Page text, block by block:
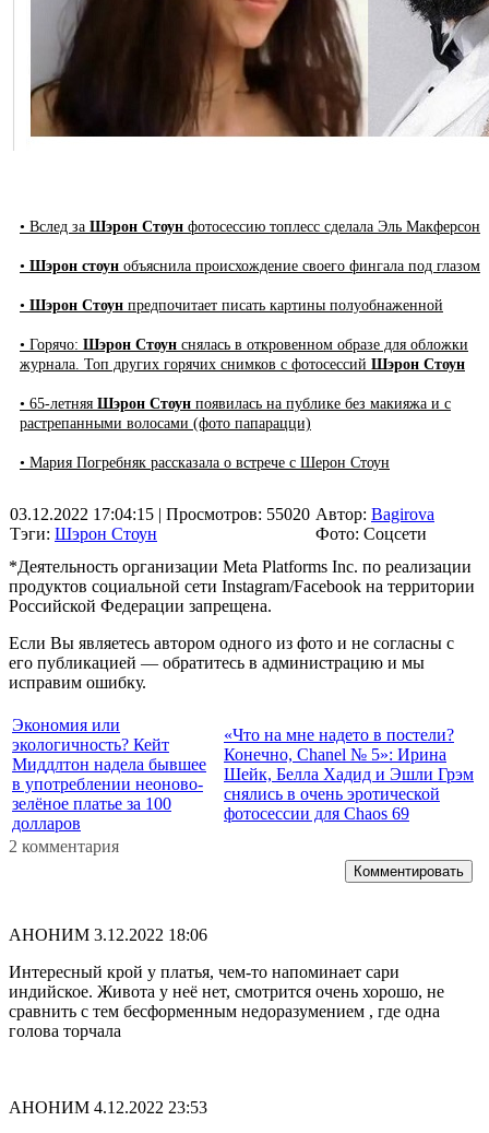
• Вслед за Шэрон Стоун фотосессию топлесс сделала Эль Макферсон
• Шэрон стоун объяснила происхождение своего фингала под глазом
• Шэрон Стоун предпочитает писать картины полуобнаженной
• Горячо: Шэрон Стоун снялась в откровенном образе для обложки
журнала. Топ других горячих снимков с фотосессий Шэрон Стоун
• 65-летняя Шэрон Стоун появилась на публике без макияжа и с
растрепанными волосами (фото папарацци)
• Мария Погребняк рассказала о встрече с Шерон Стоун
03.12.2022 17:04:15 | Просмотров: 55020
Тэги: Шэрон Стоун
Автор: Bagirova
Фото: Соцсети
*Деятельность организации Meta Platforms Inc. по реализации
продуктов социальной сети Instagram/Facebook на территории
Российской Федерации запрещена.
Если Вы являетесь автором одного из фото и не согласны с
его публикацией — обратитесь в администрацию и мы
исправим ошибку.
Экономия или
экологичность? Кейт
Миддлтон надела бывшее
в употреблении неоново-
зелёное платье за 100
долларов
«Что на мне надето в постели?
Конечно, Chanel № 5»: Ирина
Шейк, Белла Хадид и Эшли Грэм
снялись в очень эротической
фотосессии для Chaos 69
2 комментария
Комментировать
АНОНИМ 3.12.2022 18:06
Интересный крой у платья, чем-то напоминает сари
индийское. Живота у неё нет, смотрится очень хорошо, не
сравнить с тем бесформенным недоразумением , где одна
голова торчала
АНОНИМ 4.12.2022 23:53